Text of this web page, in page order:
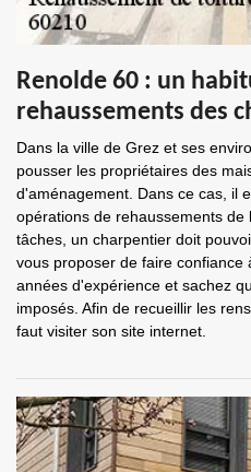
Renolde 60 : un
rehaussements des
Dans la ville de Grez et ses
pousser les propriétaires des
d'aménagement. Dans ce cas, il
opérations de rehaussements
tâches, un charpentier doit
vous proposer de faire confiance
années d'expérience et sachez
imposés. Afin de recueillir les
faut visiter son site internet.